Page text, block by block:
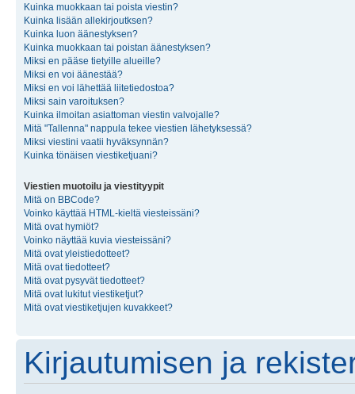
Kuinka muokkaan tai poista viestin?
Kuinka lisään allekirjoutksen?
Kuinka luon äänestyksen?
Kuinka muokkaan tai poistan äänestyksen?
Miksi en pääse tietyille alueille?
Miksi en voi äänestää?
Miksi en voi lähettää liitetiedostoa?
Miksi sain varoituksen?
Kuinka ilmoitan asiattoman viestin valvojalle?
Mitä "Tallenna" nappula tekee viestien lähetyksessä?
Miksi viestini vaatii hyväksynnän?
Kuinka tönäisen viestiketjuani?
Viestien muotoilu ja viestityypit
Mitä on BBCode?
Voinko käyttää HTML-kieltä viesteissäni?
Mitä ovat hymiöt?
Voinko näyttää kuvia viesteissäni?
Mitä ovat yleistiedotteet?
Mitä ovat tiedotteet?
Mitä ovat pysyvät tiedotteet?
Mitä ovat lukitut viestiketjut?
Mitä ovat viestiketjujen kuvakkeet?
Kirjautumisen ja